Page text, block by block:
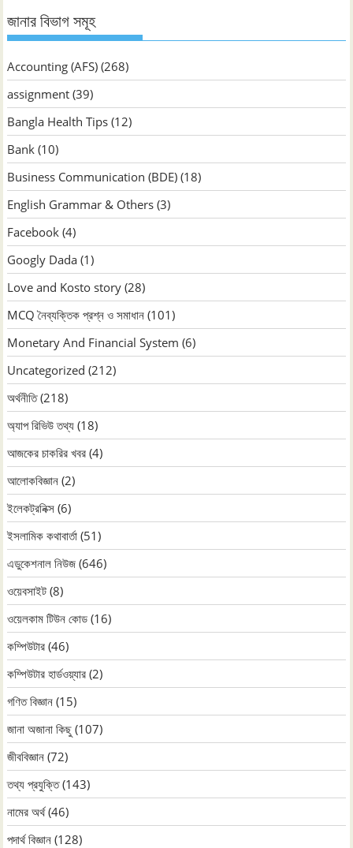
জানার বিভাগ সমূহ
Accounting (AFS) (268)
assignment (39)
Bangla Health Tips (12)
Bank (10)
Business Communication (BDE) (18)
English Grammar & Others (3)
Facebook (4)
Googly Dada (1)
Love and Kosto story (28)
MCQ নৈব্যক্তিক প্রশ্ন ও সমাধান (101)
Monetary And Financial System (6)
Uncategorized (212)
অর্থনীতি(218)
অ্যাপ রিভিউ তথ্য (18)
আজকের চাকরির খবর (4)
আলোকবিজ্ঞান (2)
ইলেকট্রনিক্স (6)
ইসলামিক কথাবার্তা (51)
এডুকেশনাল নিউজ (646)
ওয়েবসাইট (8)
ওয়েলকাম টিউন কোড (16)
কম্পিউটার (46)
কম্পিউটার হার্ডওয়্যার (2)
গণিত বিজ্ঞান (15)
জানা অজানা কিছু (107)
জীববিজ্ঞান (72)
তথ্য প্রযুক্তি(143)
নামের অর্থ(46)
পদার্থ বিজ্ঞান (128)